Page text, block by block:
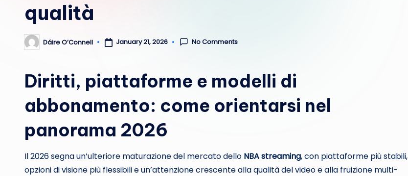
qualità
Posted
by
Dáire O’Connell January 21, 2026 No Comments
Diritti, piattaforme e modelli di
abbonamento: come orientarsi nel
panorama 2026
Il 2026 segna un’ulteriore maturazione del mercato dello NBA streaming, con piattaforme più stabili,
opzioni di visione più flessibili e un’attenzione crescente alla qualità del video e alla fruizione multi-